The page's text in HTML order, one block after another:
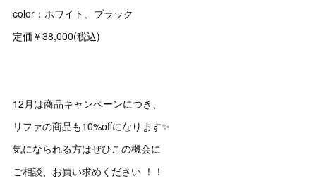
color：ホワイト、ブラック
定価￥38,000(税込)
12月は商品キャンペーンにつき、
リファの商品も10%offになります✨
気になられる方はぜひこの機会に
ご相談、お買い求めください ！！